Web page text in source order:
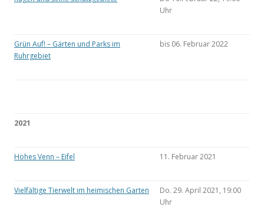
Uhr
Grün Auf! – Gärten und Parks im
Ruhrgebiet
bis 06. Februar 2022
2021
Hohes Venn – Eifel 11. Februar 2021
Vielfältige Tierwelt im heimischen Garten
Do. 29. April 2021, 19:00
Uhr